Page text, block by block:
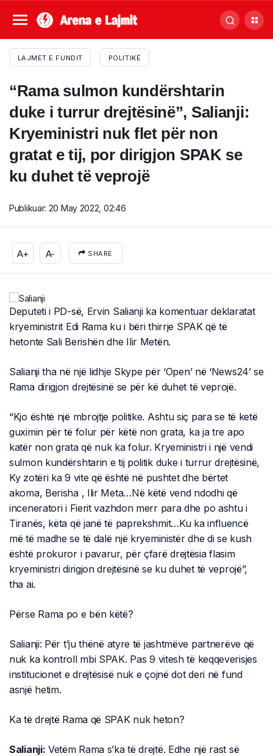
LAJMET E FUNDIT POLITIKË
“Rama sulmon kundërshtarin
duke i turrur drejtësinë”, Salianji:
Kryeministri nuk flet për non
gratat e tij, por dirigjon SPAK se
ku duhet të veprojë
Publikuar: 20 May 2022, 02:46
A+ A- SHARE
Deputeti i PD-së, Ervin Salianji ka komentuar deklaratat
kryeministrit Edi Rama ku i bëri thirrje SPAK që të
hetonte Sali Berishën dhe Ilir Metën.
Salianji tha në një lidhje Skype për ‘Open’ në ‘News24’ se
Rama dirigjon drejtësinë se për kë duhet të veprojë.
“Kjo është një mbrojtje politike. Ashtu siç para se të ketë
guximin për të folur për këtë non grata, ka ja tre apo
katër non grata që nuk ka folur. Kryeministri i një vendi
sulmon kundërshtarin e tij politik duke i turrur drejtësinë,
Ky zotëri ka 9 vite që është në pushtet dhe bërtet
akoma, Berisha , Ilir Meta…Në këtë vend ndodhi që
inceneratori i Fierit vazhdon merr para dhe po ashtu i
Tiranës, këta që janë të paprekshmit…Ku ka influencë
më të madhe se të dalë një kryeministër dhe di se kush
është prokuror i pavarur, për çfarë drejtësia flasim
kryeministri dirigjon drejtësinë se ku duhet të veprojë”,
tha ai.
Përse Rama po e bën këtë?
Salianji: Për t’ju thënë atyre të jashtmëve partnerëve që
nuk ka kontroll mbi SPAK. Pas 9 vitesh të keqqeverisjes
institucionet e drejtësisë nuk e çojnë dot deri në fund
asnjë hetim.
Ka të drejtë Rama që SPAK nuk heton?
Salianji: Vetëm Rama s’ka të drejtë. Edhe një rast së